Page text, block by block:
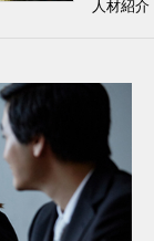
人材紹介